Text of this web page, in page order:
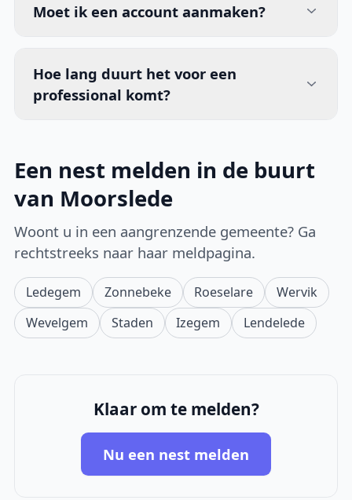
Moet ik een account aanmaken?
Hoe lang duurt het voor een
professional komt?
Een nest melden in de buurt
van Moorslede
Woont u in een aangrenzende gemeente? Ga
rechtstreeks naar haar meldpagina.
Ledegem Zonnebeke Roeselare
Wervik
Wevelgem
Staden Izegem Lendelede
Klaar om te melden?
Nu een nest melden